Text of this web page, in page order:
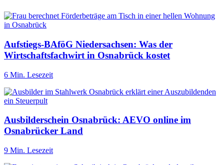
Aufstiegs-BAföG Niedersachsen: Was der
Wirtschaftsfachwirt in Osnabrück kostet
6 Min. Lesezeit
Ausbilderschein Osnabrück: AEVO online im
Osnabrücker Land
9 Min. Lesezeit